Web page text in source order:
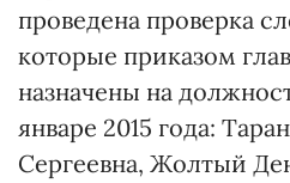
проведена проверка
которые приказом
назначены на
январе 2015 года:
Сергеевна, Жолтый